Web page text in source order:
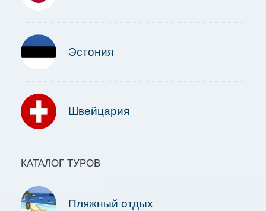
Эстония
Швейцария
КАТАЛОГ ТУРОВ
Пляжный отдых